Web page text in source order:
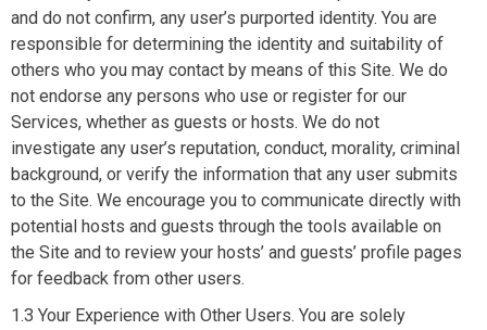
and do not confirm, any user’s purported identity. You are
responsible for determining the identity and suitability of
others who you may contact by means of this Site. We do
not endorse any persons who use or register for our
Services, whether as guests or hosts. We do not
investigate any user’s reputation, conduct, morality, criminal
background, or verify the information that any user submits
to the Site. We encourage you to communicate directly with
potential hosts and guests through the tools available on
the Site and to review your hosts’ and guests’ profile pages
for feedback from other users.
1.3 Your Experience with Other Users. You are solely